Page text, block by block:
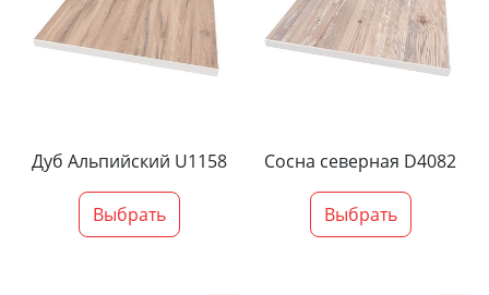
Дуб Альпийский U1158
Выбрать
Сосна северная D4082
Выбрать